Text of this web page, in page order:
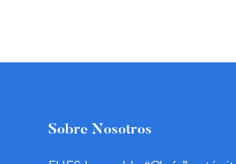
Sobre Nosotros